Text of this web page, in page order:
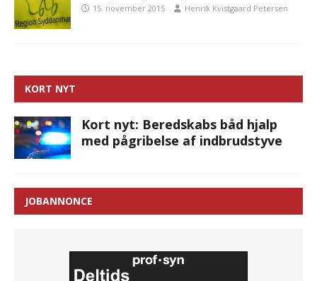
15. november 2015 Henrik Kvistgaard Petersen
KORT NYT
Kort nyt: Beredskabs båd hjalp
med pågribelse af indbrudstyve
JOBANNONCE